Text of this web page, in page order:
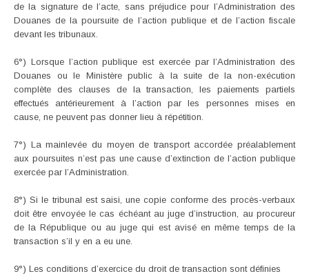
de la signature de l’acte, sans préjudice pour l’Administration des
Douanes de la poursuite de l’action publique et de l’action fiscale
devant les tribunaux.
6°) Lorsque l’action publique est exercée par l’Administration des
Douanes ou le Ministère public à la suite de la non-exécution
complète des clauses de la transaction, les paiements partiels
effectués antérieurement à l’action par les personnes mises en
cause, ne peuvent pas donner lieu à répétition.
7°) La mainlevée du moyen de transport accordée préalablement
aux poursuites n’est pas une cause d’extinction de l’action publique
exercée par l’Administration.
8°) Si le tribunal est saisi, une copie conforme des procès-verbaux
doit être envoyée le cas échéant au juge d’instruction, au procureur
de la République ou au juge qui est avisé en même temps de la
transaction s’il y en a eu une.
9°) Les conditions d’exercice du droit de transaction sont définies